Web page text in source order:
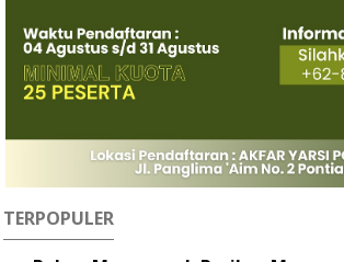
TERPOPULER